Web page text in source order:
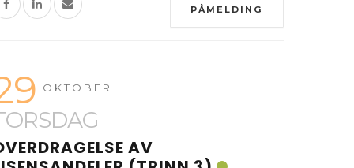
PÅMELDING
OKTOBER
AV